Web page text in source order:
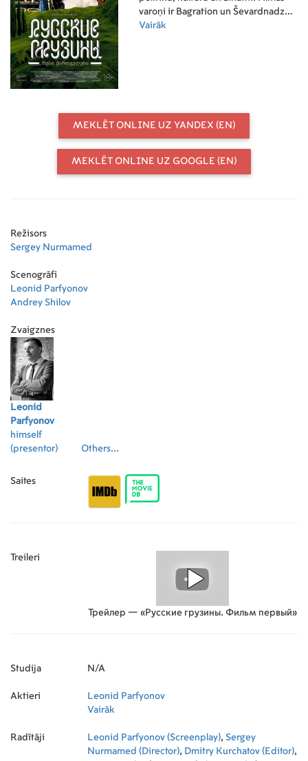
varoņi ir Bagration un Ševardnadze,
Pirosmani un Danelia, Balanchine un
Vairāk
MEKLĒT ONLINE UZ YANDEX (EN)
MEKLĒT ONLINE UZ GOOGLE (EN)
Režisors
Sergey Nurmamed
Scenogrāfi
Leonid Parfyonov
Andrey Shilov
Zvaigznes
Leonid
Parfyonov
himself
(presentor)
Others...
Saites
Treileri
Трейлер — «Русские грузины. Фильм первый»
Studija N/A
Aktieri
Leonid Parfyonov
Vairāk
Radītāji Leonid Parfyonov (Screenplay), Sergey
Nurmamed (Director), Dmitry Kurchatov (Editor),